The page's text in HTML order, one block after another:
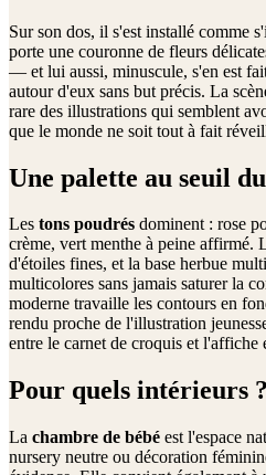
Sur son dos, il s'est installé comme
porte une couronne de fleurs
— et lui aussi, minuscule, s'en est
autour d'eux sans but précis. La
rare des illustrations qui semblent
que le monde ne soit tout à fait
Une palette au seuil
Les tons poudrés dominent : rose
crème, vert menthe à peine affirmé.
d'étoiles fines, et la base herbue
multicolores sans jamais saturer la
moderne travaille les contours en
rendu proche de l'illustration
entre le carnet de croquis et l'affiche
Pour quels intérieurs ?
La chambre de bébé est l'espace
nursery neutre ou décoration